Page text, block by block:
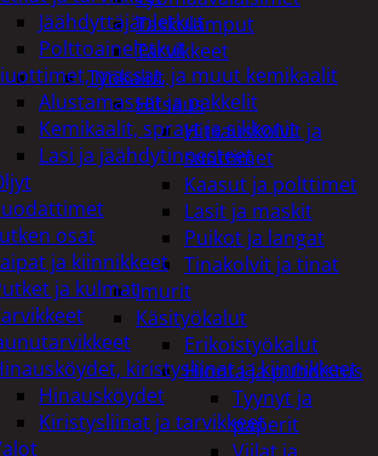
Taskulamput
Tarvikkeet
Työkalut
Hitsaus
Hitsauskolvit ja
suuttimet
Kaasut ja polttimet
Lasit ja maskit
Puikot ja langat
Tinakolvit ja tinat
Imurit
Käsityökalut
Erikoistyökalut
Hionta ja puhdistus
Tyynyt ja
paperit
Jäähdyttäjänletkut
Polttoaineletkut
massat, ja muut kemikaalit
Alustamassat ja pakkelit
Kemikaalit, sprayt ja silikonit
Lasi ja jäähdytinnesteet
osat
ja kiinnikkeet
ja kulmat
kiristysliinat ja kiinnikkeet
Hinausköydet
Kiristysliinat ja tarvikkeet